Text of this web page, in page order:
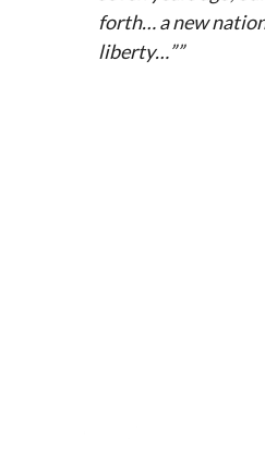
forth… a new
liberty…””